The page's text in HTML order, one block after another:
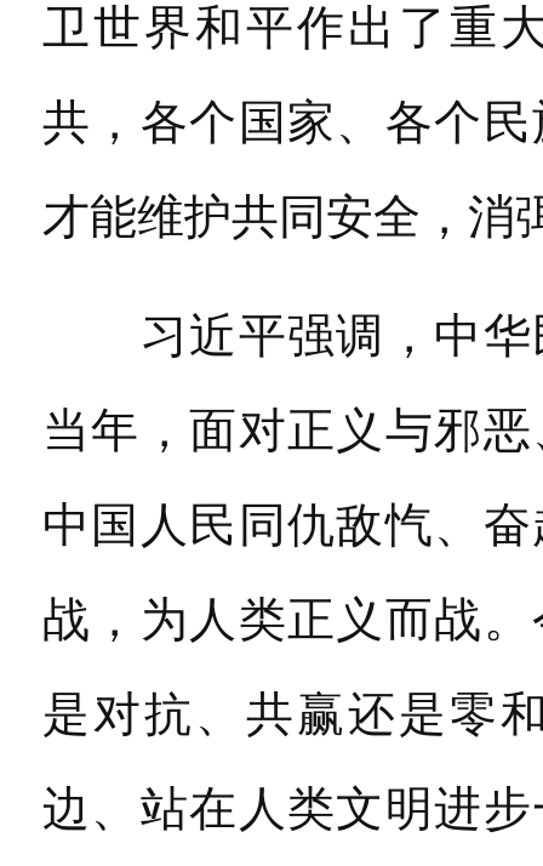
卫世界和平作出了重
共，各个国家、各个
才能维护共同安全，消
习近平强调，中华
当年，面对正义与邪
中国人民同仇敌忾、
战，为人类正义而战
是对抗、共赢还是零
边、站在人类文明进